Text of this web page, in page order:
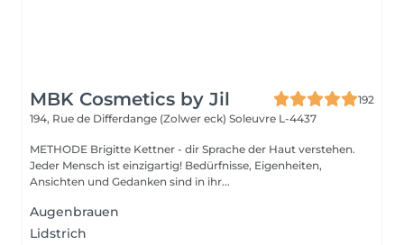
MBK Cosmetics by Jil
192
194, Rue de Differdange (Zolwer eck) Soleuvre L-4437
METHODE Brigitte Kettner - dir Sprache der Haut verstehen.
Jeder Mensch ist einzigartig! Bedürfnisse, Eigenheiten,
Ansichten und Gedanken sind in ihr...
Augenbrauen
Lidstrich